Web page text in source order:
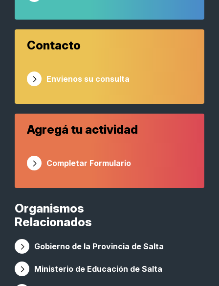
Organismos
Relacionados
Gobierno de la Provincia de Salta
Ministerio de Educación de Salta
Contacto
Envienos su consulta
Agregá tu actividad
Completar Formulario